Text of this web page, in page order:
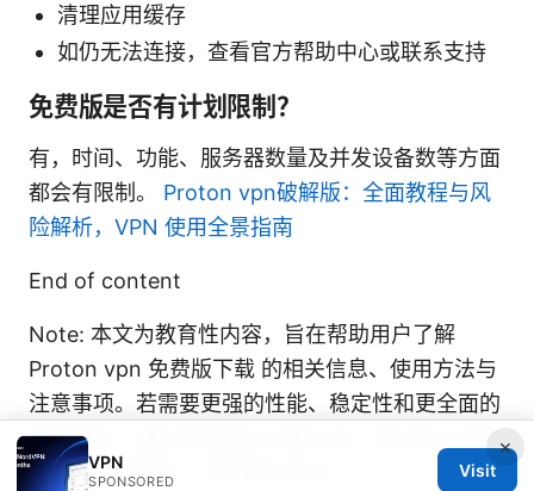
清理应用缓存
如仍无法连接，查看官方帮助中心或联系支持
免费版是否有计划限制？
有，时间、功能、服务器数量及并发设备数等方面
都会有限制。 Proton vpn破解版：全面教程与风
险解析，VPN 使用全景指南
End of content
Note: 本文为教育性内容，旨在帮助用户了解
Proton vpn 免费版下载 的相关信息、使用方法与
注意事项。若需要更强的性能、稳定性和更全面的
隐私保护，建议考虑官方付费计划。若对本文中的
话题有更多疑问，欢迎留言交流。
×
VPN
SPONSORED
Visit